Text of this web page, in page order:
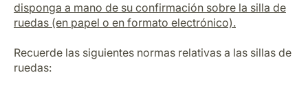
disponga a mano de su confirmación sobre la silla de
ruedas (en papel o en formato electrónico).
Recuerde las siguientes normas relativas a las sillas de
ruedas: